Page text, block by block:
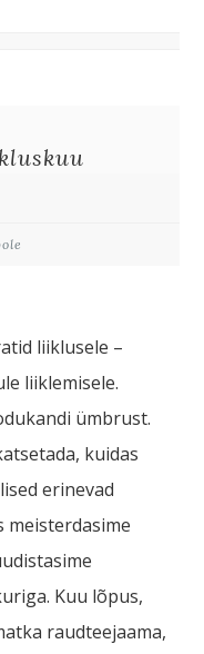
liiklusele –
liiklemisele.
ümbrust.
kuidas
erinevad
meisterdasime
Kuu lõpus,
raudteejaama,